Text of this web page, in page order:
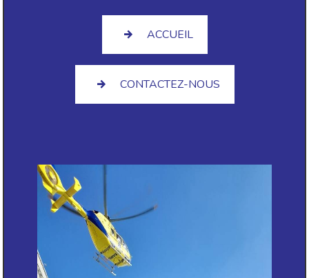
ACCUEIL
CONTACTEZ-NOUS